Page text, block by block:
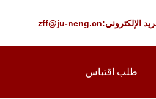
الإلكتروني:zff@ju-neng.cn
طلب اقتباس